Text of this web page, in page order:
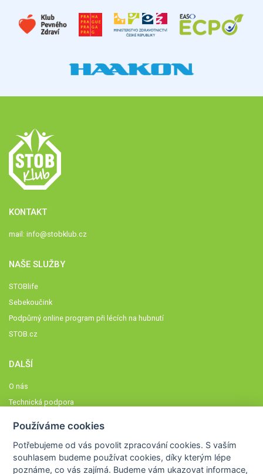
KONTAKT
mail: info@stobklub.cz
NAŠE SLUŽBY
STOBlife
Sebekoučink
Podpůrný online program při lécích na hubnutí
STOB.cz
DALŠÍ
O nás
Technická podpora
Členové STOBklubu
Zásady nakládání s osobními údaji
Používáme cookies
Potřebujeme od vás povolit zpracování cookies. S vaším
souhlasem budeme používat cookies, díky kterým lépe
poznáme,co vás zajímá. Budeme vám ukazovat informace,